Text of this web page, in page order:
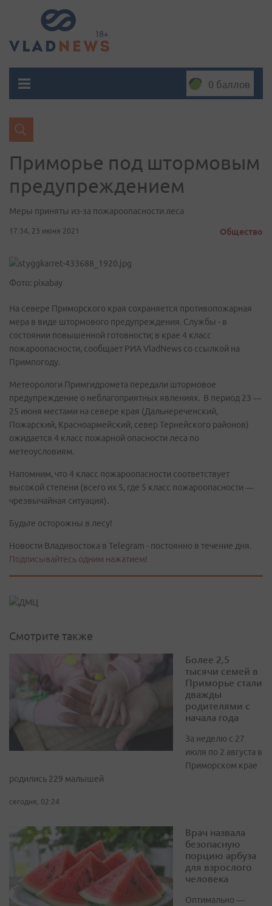
0 баллов
Приморье под штормовым
предупреждением
Меры приняты из-за пожароопасности леса
17:34, 23 июня 2021 Общество
Фото: pixabay
На севере Приморского края сохраняется противопожарная
мера в виде штормового предупреждения. Службы - в
состоянии повышенной готовности; в крае 4 класс
пожароопасности, сообщает РИА VladNews со ссылкой на
Примпогоду.
Метеорологи Примгидромета передали штормовое
предупреждение о неблагоприятных явлениях. В период 23 —
25 июня местами на севере края (Дальнереченский,
Пожарский, Красноармейский, север Тернейского районов)
ожидается 4 класс пожарной опасности леса по
метеоусловиям.
Напомним, что 4 класс пожароопасности соответствует
высокой степени (всего их 5, где 5 класс пожароопасности —
чрезвычайная ситуация).
Будьте осторожны в лесу!
Новости Владивостока в Telegram - постоянно в течение дня.
Подписывайтесь одним нажатием!
Смотрите также
Более 2,5
тысячи семей в
Приморье стали
дважды
родителями с
начала года
За неделю с 27
июля по 2 августа в
Приморском крае
родились 229 малышей
сегодня, 02:24
Врач назвала
безопасную
порцию арбуза
для взрослого
человека
Оптимально —